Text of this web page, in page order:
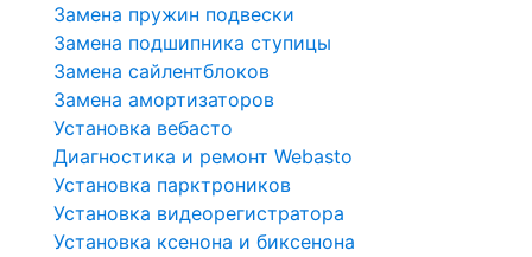
Замена пружин подвески
Замена подшипника ступицы
Замена сайлентблоков
Замена амортизаторов
Установка вебасто
Диагностика и ремонт Webasto
Установка парктроников
Установка видеорегистратора
Установка ксенона и биксенона